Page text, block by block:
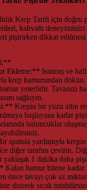
Krep Tarifi için doğru
kahvaltı
pişirirken dikkat edilmesi
Ekleme:** Isınmış ve
krep hamurundan dökün.
yeterlidir. Tavanızı
sağlayın.
Krepin bir yüzü altın
başlayana kadar
baloncuklar
yardımıyla krepin
diğer tarafını çevirin.
yaklaşık 1 dakika daha
hamur bitene kadar
önce tavayı çok az
dizerek sıcak